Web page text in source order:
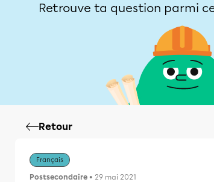
Retrouve ta question parmi
Retour
Français
Postsecondaire • 29 mai 2021